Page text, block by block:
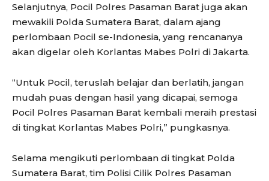
Selanjutnya, Pocil Polres Pasaman Barat juga akan
mewakili Polda Sumatera Barat, dalam ajang
perlombaan Pocil se-Indonesia, yang rencananya
akan digelar oleh Korlantas Mabes Polri di Jakarta.
“Untuk Pocil, teruslah belajar dan berlatih, jangan
mudah puas dengan hasil yang dicapai, semoga
Pocil Polres Pasaman Barat kembali meraih prestasi
di tingkat Korlantas Mabes Polri,” pungkasnya.
Selama mengikuti perlombaan di tingkat Polda
Sumatera Barat, tim Polisi Cilik Polres Pasaman